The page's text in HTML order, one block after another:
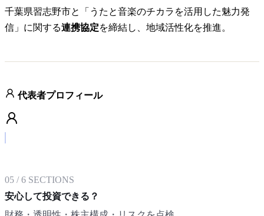
千葉県習志野市と「うたと音楽のチカラを活用した魅力発
信」に関する連携協定を締結し、地域活性化を推進。
代表者プロフィール
05 /6 SECTIONS
安心して投資できる？